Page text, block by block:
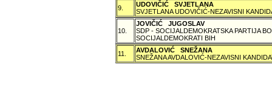
9.
UDOVIČIĆ SVJETLANA
SVJETLANA UDOVIČIĆ-NEZAVISNI
10.
JOVIČIĆ JUGOSLAV
SDP - SOCIJALDEMOKRATSKA PARTIJA
SOCIJALDEMOKRATI BIH
11.
AVDALOVIĆ SNEŽANA
SNEŽANA AVDALOVIĆ-NEZAVISNI